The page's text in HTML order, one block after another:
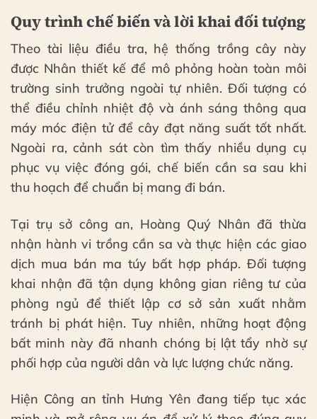
Quy trình chế biến và lời khai đối tượng
Theo tài liệu điều tra, hệ thống trồng cây này
được Nhân thiết kế để mô phỏng hoàn toàn môi
trường sinh trưởng ngoài tự nhiên. Đối tượng có
thể điều chỉnh nhiệt độ và ánh sáng thông qua
máy móc điện tử để cây đạt năng suất tốt nhất.
Ngoài ra, cảnh sát còn tìm thấy nhiều dụng cụ
phục vụ việc đóng gói, chế biến cần sa sau khi
thu hoạch để chuẩn bị mang đi bán.
Tại trụ sở công an, Hoàng Quý Nhân đã thừa
nhận hành vi trồng cần sa và thực hiện các giao
dịch mua bán ma túy bất hợp pháp. Đối tượng
khai nhận đã tận dụng không gian riêng tư của
phòng ngủ để thiết lập cơ sở sản xuất nhằm
tránh bị phát hiện. Tuy nhiên, những hoạt động
bất minh này đã nhanh chóng bị lật tẩy nhờ sự
phối hợp của người dân và lực lượng chức năng.
Hiện Công an tỉnh Hưng Yên đang tiếp tục xác